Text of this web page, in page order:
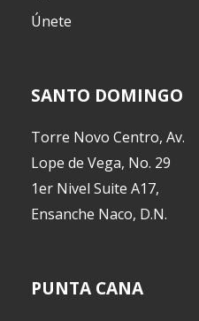
Únete
SANTO DOMINGO
Torre Novo Centro, Av.
Lope de Vega, No. 29
1er Nivel Suite A17,
Ensanche Naco, D.N.
PUNTA CANA